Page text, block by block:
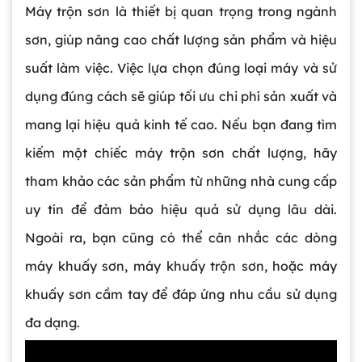
Máy trộn sơn là thiết bị quan trọng trong ngành
sơn, giúp nâng cao chất lượng sản phẩm và hiệu
suất làm việc. Việc lựa chọn đúng loại máy và sử
dụng đúng cách sẽ giúp tối ưu chi phí sản xuất và
mang lại hiệu quả kinh tế cao. Nếu bạn đang tìm
kiếm một chiếc máy trộn sơn chất lượng, hãy
tham khảo các sản phẩm từ những nhà cung cấp
uy tín để đảm bảo hiệu quả sử dụng lâu dài.
Ngoài ra, bạn cũng có thể cân nhắc các dòng
máy khuấy sơn, máy khuấy trộn sơn, hoặc máy
khuấy sơn cầm tay để đáp ứng nhu cầu sử dụng
đa dạng.
Gia công bồn khuấy, silo chứa nguyên liệu
tại công ty Á Âu